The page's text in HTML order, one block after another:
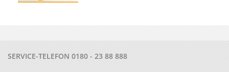
SERVICE-TELEFON 0180 - 23 88 888